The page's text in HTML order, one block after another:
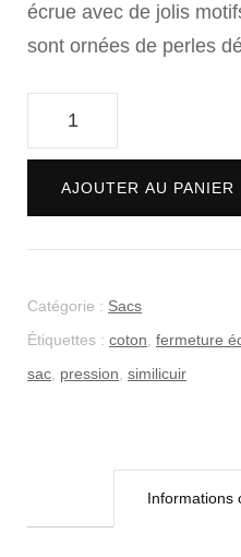
écrue avec de jolis
sont ornées de perles
quantité
de
AJOUTER AU PANIER
Catégorie : Sacs
Étiquettes : coton fermeture
sac pression similicuir
Informations